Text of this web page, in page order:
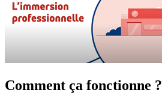
Comment ça fonctionne ?